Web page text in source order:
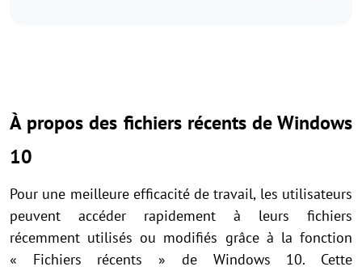
À propos des fichiers récents de Windows
10
Pour une meilleure efficacité de travail, les utilisateurs
peuvent accéder rapidement à leurs fichiers
récemment utilisés ou modifiés grâce à la fonction
« Fichiers récents » de Windows 10. Cette